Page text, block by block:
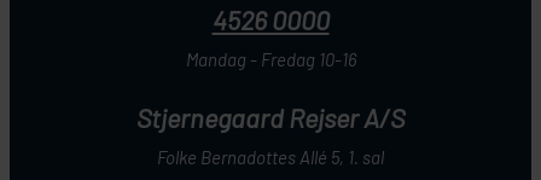
4526 0000
Mandag - Fredag 10-16
Stjernegaard Rejser A/S
Folke Bernadottes Allé 5, 1. sal